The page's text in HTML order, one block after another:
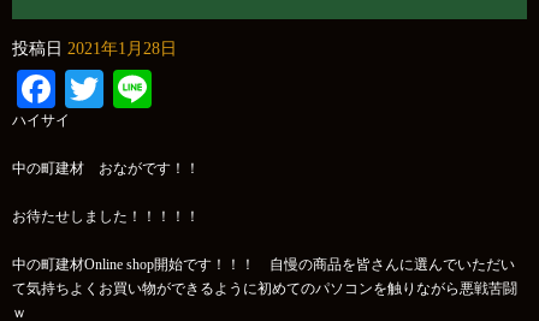
投稿日 2021年1月28日
Facebook
Twitter
ハイサイ
中の町建材 おながです！！
お待たせしました！！！！！
中の町建材Online shop開始です！！！ 自慢の商品を皆さんに選んでいただい
て気持ちよくお買い物ができるように初めてのパソコンを触りながら悪戦苦闘
ｗ